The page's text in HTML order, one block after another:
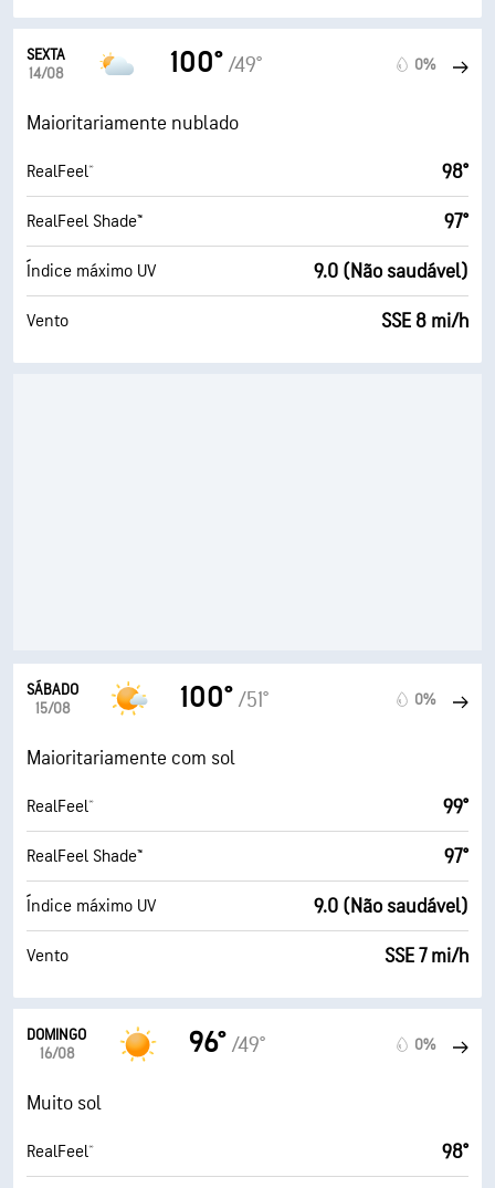
SEXTA
14/08
100° /49° 0%
Maioritariamente nublado
RealFeel® 98°
RealFeel Shade™ 97°
Índice máximo UV 9.0 (Não saudável)
Vento SSE 8 mi/h
SÁBADO
15/08
100° /51° 0%
Maioritariamente com sol
RealFeel® 99°
RealFeel Shade™ 97°
Índice máximo UV 9.0 (Não saudável)
Vento SSE 7 mi/h
DOMINGO
16/08
96° /49° 0%
Muito sol
RealFeel® 98°